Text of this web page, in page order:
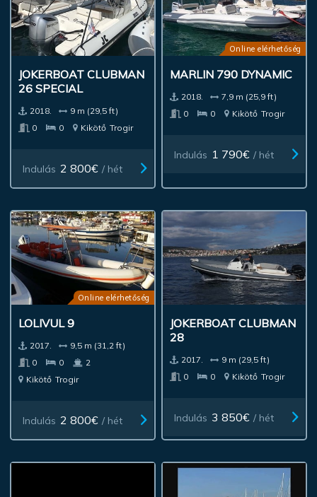
JOKERBOAT CLUBMAN
26 SPECIAL
2018.
9 m (29,5 ft)
0
0 Kikötő Trogir
Indulás 2 800€ / hét
Online elérhetőség
MARLIN 790 DYNAMIC
2018.
7,9 m (25,9 ft)
0
0 Kikötő Trogir
Indulás 1 790€ / hét
Online elérhetőség
LOLIVUL 9
2017.
9,5 m (31,2 ft)
0
0
2
Kikötő Trogir
Indulás 2 800€ / hét
JOKERBOAT CLUBMAN
28
2017.
9 m (29,5 ft)
0
0 Kikötő Trogir
Indulás 3 850€ / hét